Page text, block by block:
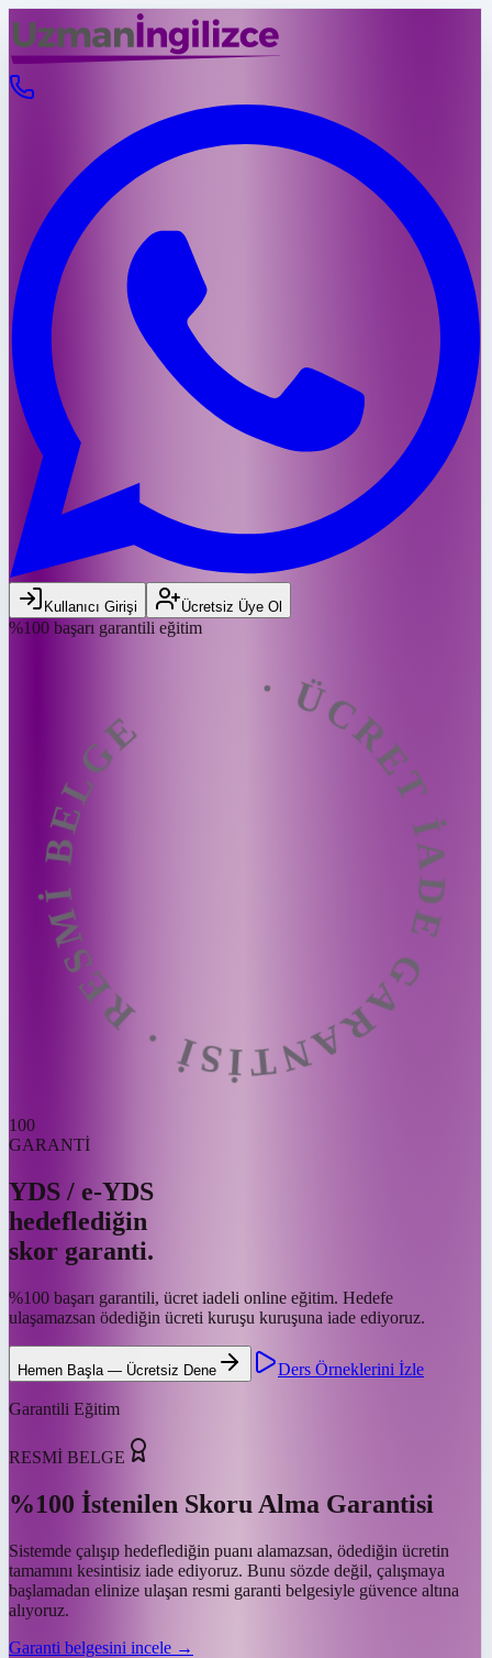
Kullanıcı Girişi Ücretsiz Üye Ol
%100 başarı garantili eğitimGARANTİSİ ·
100
GARANTİ
YDS / e-YDS
hedeflediğin
skor garanti.
%100 başarı garantili, ücret iadeli online eğitim. Hedefe
ulaşamazsan ödediğin ücreti kuruşu kuruşuna iade ediyoruz.
Hemen Başla — Ücretsiz Dene Ders Örneklerini İzle
Garantili Eğitim
RESMİ BELGE
%100 İstenilen Skoru Alma Garantisi
Sistemde çalışıp hedeflediğin puanı alamazsan, ödediğin ücretin
tamamını kesintisiz iade ediyoruz. Bunu sözde değil, çalışmaya
başlamadan elinize ulaşan resmi garanti belgesiyle güvence altına
alıyoruz.
Garanti belgesini incele →